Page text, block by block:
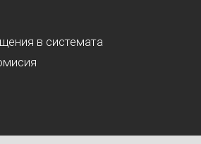
в системата